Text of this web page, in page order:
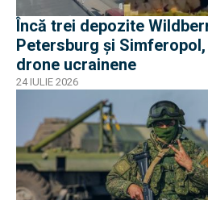
Încă trei depozite
Petersburg și
drone ucrainene
24 IULIE 2026